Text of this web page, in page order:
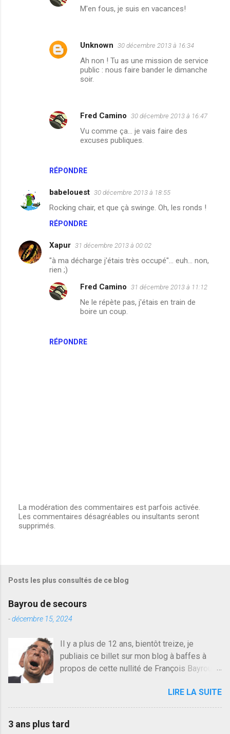
RÉPONDRE
M'en fous, je suis en vacances!
Unknown 30 décembre 2013 à 16:34
Ah non ! Tu as une mission de service
public : nous faire bander le dimanche
soir.
Fred Camino 30 décembre 2013 à 16:47
Vu comme ça... je vais faire des
excuses publiques.
babelouest 30 décembre 2013 à 18:55
Rocking chair, et que çà swinge. Oh, les ronds !
RÉPONDRE
Xapur 31 décembre 2013 à 00:02
"à ma décharge j'étais très occupé"... euh... non,
rien ;)
RÉPONDRE
Fred Camino 31 décembre 2013 à 11:12
Ne le répète pas, j'étais en train de
boire un coup.
E
n
t
e
r
u
m
m
e
n
r
e
La modération des commentaires est parfois activée.
Les commentaires désagréables ou insultants seront
supprimés.
Posts les plus consultés de ce blog
Bayrou de secours
-décembre 15, 2024
Il y a plus de 12 ans, bientôt treize, je
publiais ce billet sur mon blog à baffes à
propos de cette nullité de François Bayrou. Il
quelqu'un, je ne parle pas des couples mais
des amis ou des valeurs dans lesquels on
devenir le traite d'une partie de son électorat
LIRE LA SUITE
3 ans plus tard